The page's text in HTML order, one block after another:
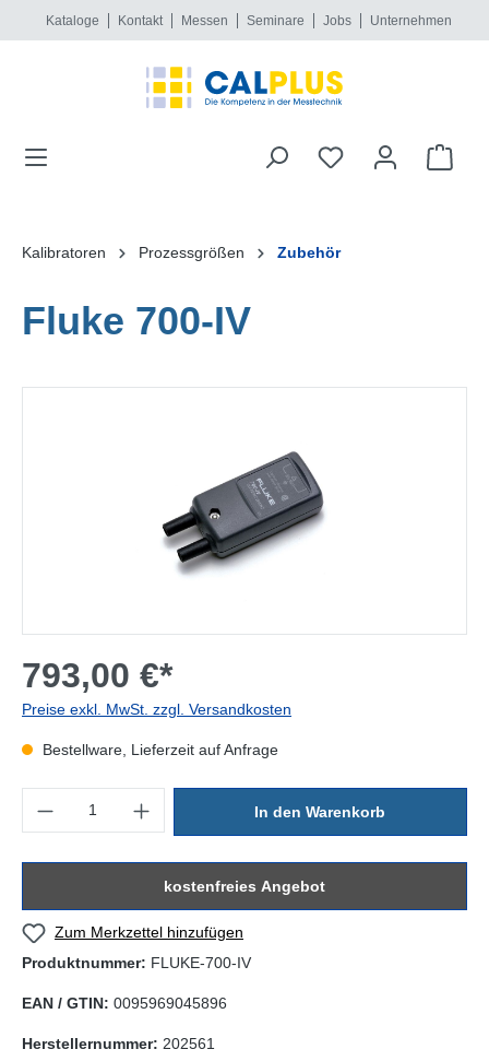
springen
Kataloge Kontakt Messen Seminare Jobs Unternehmen
Kalibratoren Prozessgrößen Zubehör
Fluke 700-IV
793,00 €*
Preise exkl. MwSt. zzgl. Versandkosten
Bestellware, Lieferzeit auf Anfrage
In den Warenkorb
kostenfreies Angebot
Zum Merkzettel hinzufügen
Produktnummer: FLUKE-700-IV
EAN / GTIN: 0095969045896
Herstellernummer: 202561